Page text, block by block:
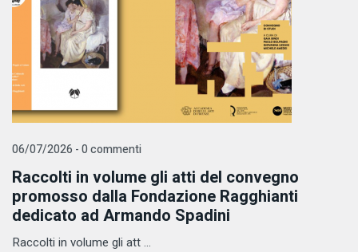
06/07/2026 - 0 commenti
Raccolti in volume gli atti del convegno
promosso dalla Fondazione Ragghianti
dedicato ad Armando Spadini
Raccolti in volume gli att ...